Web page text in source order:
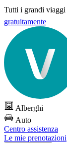
Tutti i grandi viaggi
gratuitamente
Alberghi
Auto
Centro assistenza
Le mie prenotazioni